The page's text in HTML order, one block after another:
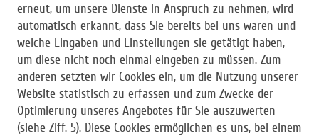
erneut, um unsere Dienste in Anspruch zu nehmen, wird
automatisch erkannt, dass Sie bereits bei uns waren und
welche Eingaben und Einstellungen sie getätigt haben,
um diese nicht noch einmal eingeben zu müssen. Zum
anderen setzten wir Cookies ein, um die Nutzung unserer
Website statistisch zu erfassen und zum Zwecke der
Optimierung unseres Angebotes für Sie auszuwerten
(siehe Ziff. 5). Diese Cookies ermöglichen es uns, bei einem